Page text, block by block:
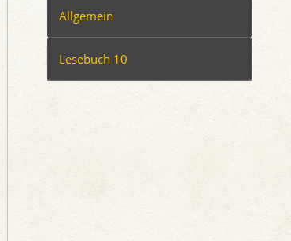
Allgemein
Lesebuch 10